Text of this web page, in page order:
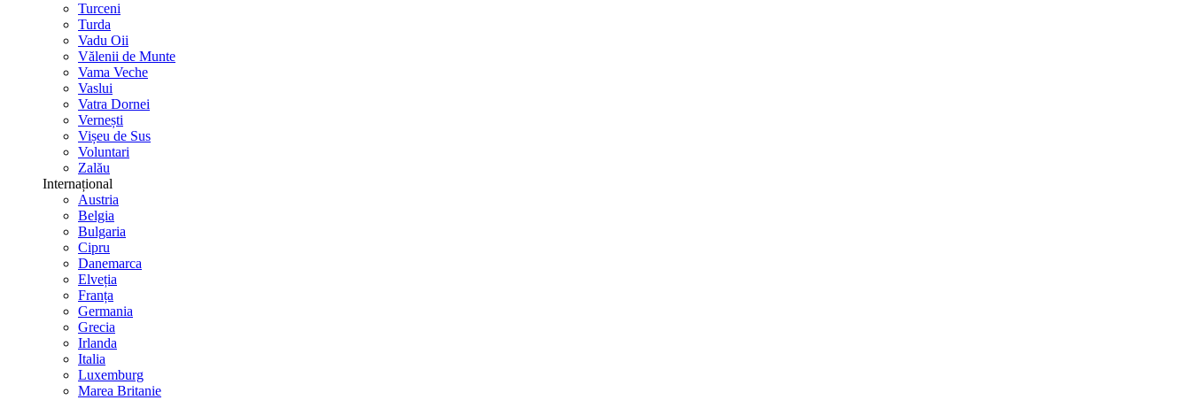
Turceni
Turda
Vadu Oii
Vălenii de Munte
Vama Veche
Vaslui
Vatra Dornei
Vernești
Vișeu de Sus
Voluntari
Zalău
Internațional
Austria
Belgia
Bulgaria
Cipru
Danemarca
Elveția
Franța
Germania
Grecia
Irlanda
Italia
Luxemburg
Marea Britanie